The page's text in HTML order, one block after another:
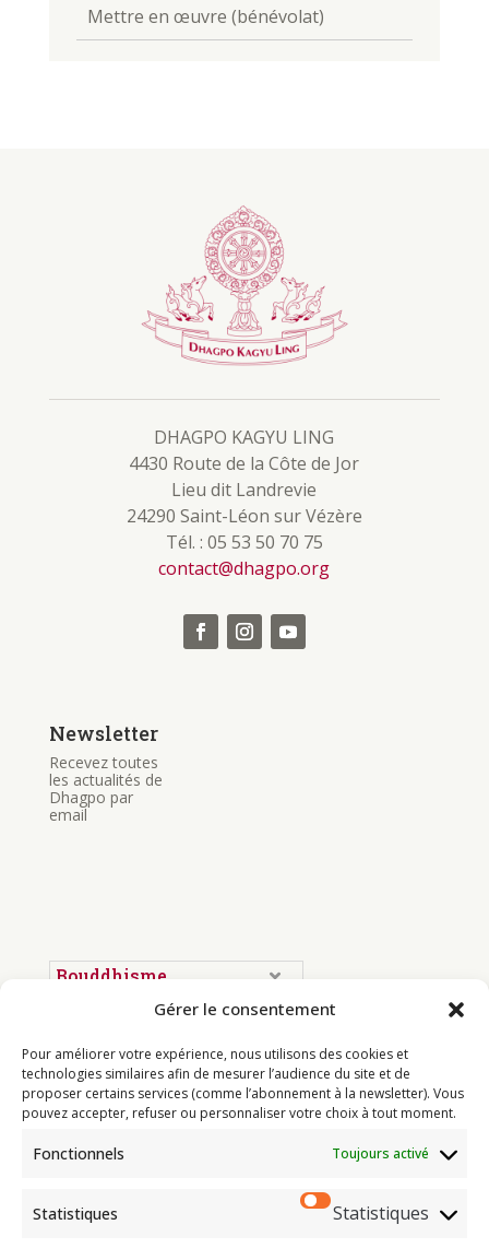
Gérer le consentement
Pour améliorer votre expérience, nous utilisons des cookies et
technologies similaires afin de mesurer l’audience du site et de
proposer certains services (comme l’abonnement à la newsletter). Vous
pouvez accepter, refuser ou personnaliser votre choix à tout moment.
Fonctionnels Toujours activé
Statistiques Statistiques
Mettre en œuvre (bénévolat)
DHAGPO KAGYU LING
4430 Route de la Côte de Jor
Lieu dit Landrevie
24290 Saint-Léon sur Vézère
Tél. : 05 53 50 70 75
contact@dhagpo.org
Newsletter
Recevez toutes
les actualités de
Dhagpo par
email
Bouddhisme
Programme
Actualités
Ressources
Soutenir
Infos pratiques